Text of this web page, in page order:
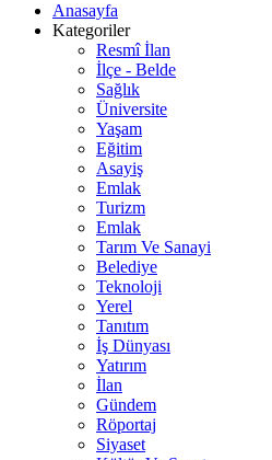
Anasayfa
Kategoriler
Resmî İlan
İlçe - Belde
Sağlık
Üniversite
Yaşam
Eğitim
Asayiş
Emlak
Turizm
Emlak
Tarım Ve Sanayi
Belediye
Teknoloji
Yerel
Tanıtım
İş Dünyası
Yatırım
İlan
Gündem
Röportaj
Siyaset